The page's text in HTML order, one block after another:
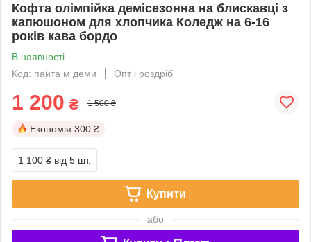
Кофта олімпійка демісезонна на блискавці з
капюшоном для хлопчика Коледж на 6-16
років кава бордо
В наявності
Код: пайта м деми
Опт і роздріб
1 200 ₴ 1 500 ₴
Економія 300 ₴
1 100 ₴ від 5 шт.
Купити
або